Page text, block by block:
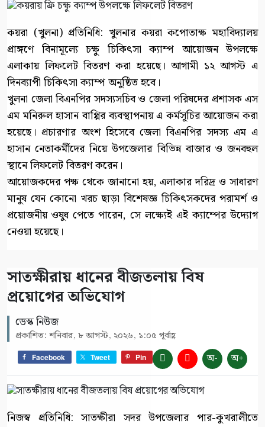
কয়রা (খুলনা) প্রতিনিধি: খুলনার কয়রা কপোতাক্ষ মহাবিদ্যালয়
প্রাঙ্গণে বিনামূল্যে চক্ষু চিকিৎসা ক্যাম্প আয়োজন উপলক্ষে
এলাকায় লিফলেট বিতরণ করা হয়েছে। আগামী ১২ আগস্ট এ
দিনব্যাপী চিকিৎসা ক্যাম্প অনুষ্ঠিত হবে।
খুলনা জেলা বিএনপির সদস্যসচিব ও জেলা পরিষদের প্রশাসক এস
এম মনিরুল হাসান বাপ্পির ব্যবস্থাপনায় এ কর্মসূচির আয়োজন করা
হয়েছে। প্রচারণার অংশ হিসেবে জেলা বিএনপির সদস্য এম এ
হাসান নেতাকর্মীদের নিয়ে উপজেলার বিভিন্ন বাজার ও জনবহুল
স্থানে লিফলেট বিতরণ করেন।
আয়োজকদের পক্ষ থেকে জানানো হয়, এলাকার দরিদ্র ও সাধারণ
মানুষ যেন কোনো খরচ ছাড়া বিশেষজ্ঞ চিকিৎসকদের পরামর্শ ও
প্রয়োজনীয় ওষুধ পেতে পারেন, সে লক্ষ্যেই এই ক্যাম্পের উদ্যোগ
নেওয়া হয়েছে।
সাতক্ষীরায় ধানের বীজতলায় বিষ
প্রয়োগের অভিযোগ
ডেস্ক নিউজ
প্রকাশিত: শনিবার, ৮ আগস্ট, ২০২৬, ১:০৫ পূর্বাহ্ণ
Facebook Tweet Pin অ- অ+
নিজস্ব প্রতিনিধি: সাতক্ষীরা সদর উপজেলার পার-কুখরালীতে